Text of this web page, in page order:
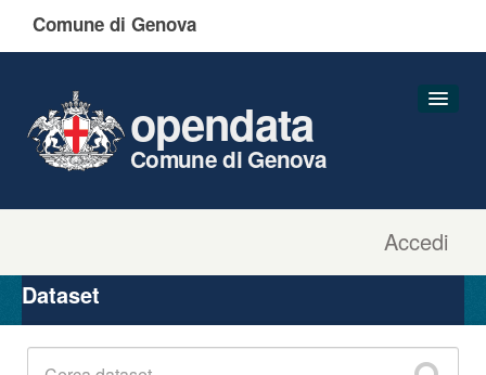
Comune di Genova
Accedi
opendata
Comune di Genova
Organizzazioni
Gruppi
Dataset